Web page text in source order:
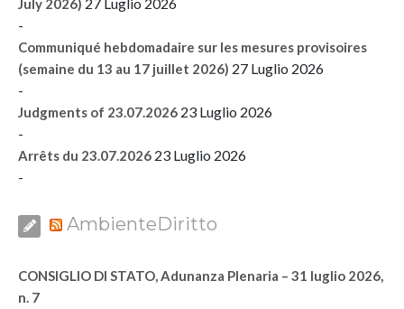
-
Communiqué hebdomadaire sur les mesures provisoires
(semaine du 13 au 17 juillet 2026) 27 Luglio 2026
-
Judgments of 23.07.2026 23 Luglio 2026
-
Arrêts du 23.07.2026 23 Luglio 2026
-
AmbienteDiritto
CONSIGLIO DI STATO, Adunanza Plenaria – 31 luglio 2026,
n. 7